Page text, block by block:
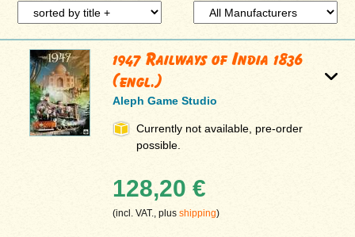
1947 Railways of India 1836
(engl.)
Aleph Game Studio
Currently not available, pre-order
possible.
128,20 €
(incl. VAT., plusshipping)